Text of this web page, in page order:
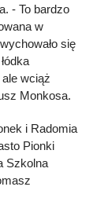
- To bardzo
w
się
wciąż
Monkosa.
i Radomia
Pionki
Szkolna